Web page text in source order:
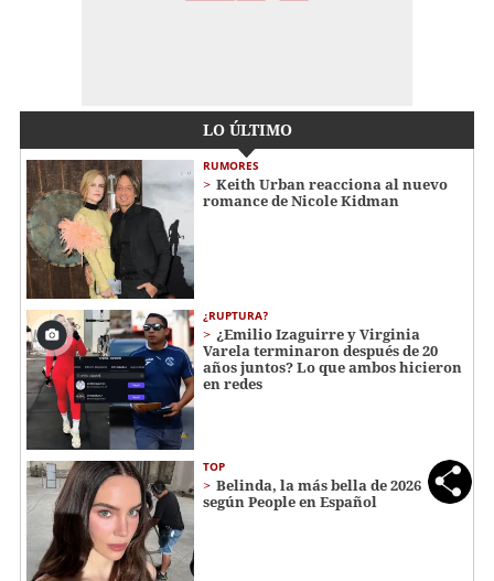
LO ÚLTIMO
RUMORES
Keith Urban reacciona al nuevo
romance de Nicole Kidman
¿RUPTURA?
¿Emilio Izaguirre y Virginia
Varela terminaron después de 20
años juntos? Lo que ambos hicieron
en redes
TOP
Belinda, la más bella de 2026
según People en Español